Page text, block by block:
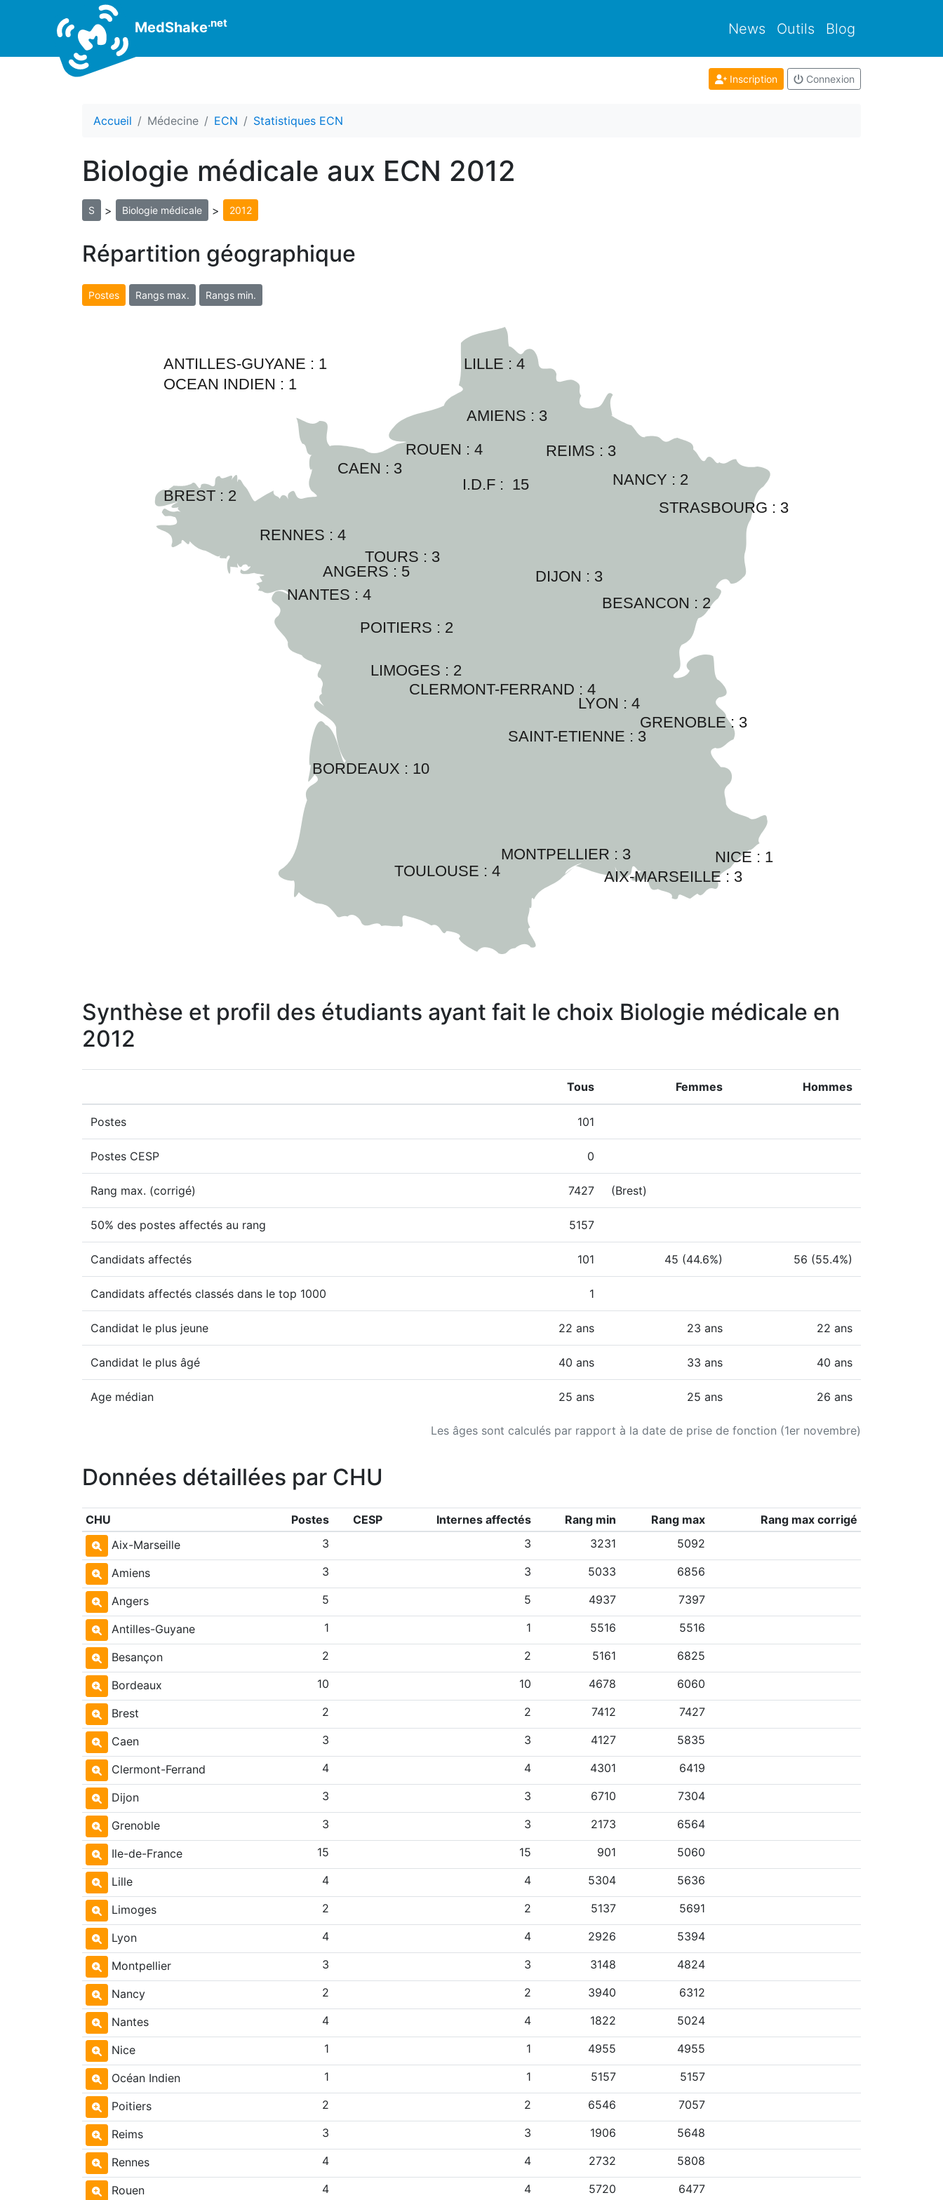
MedShake.net News Outils Blog
Inscription Connexion
Accueil Médecine ECN Statistiques ECN
Biologie médicale aux ECN 2012
S > Biologie médicale > 2012
Répartition géographique
Postes Rangs max. Rangs min.
AMIENS : 3
LILLE : 4
I.D.F : 15
AIX-MARSEILLE : 3
ANGERS : 5
ANTILLES-GUYANE : 1
OCEAN INDIEN : 1
BESANCON : 2
BORDEAUX : 10
BREST : 2
CAEN : 3
CLERMONT-FERRAND : 4
DIJON : 3
GRENOBLE : 3
LIMOGES : 2
LYON : 4
MONTPELLIER : 3
NANCY : 2
NANTES : 4
NICE : 1
POITIERS : 2
REIMS : 3
RENNES : 4
ROUEN : 4
SAINT-ETIENNE : 3
STRASBOURG : 3
TOULOUSE : 4
TOURS : 3
Synthèse et profil des étudiants ayant fait le choix Biologie médicale en
2012
Les âges sont calculés par rapport à la date de prise de fonction (1er novembre)
Tous Femmes Hommes
Postes 101
Postes CESP 0
Rang max. (corrigé) 7427 (Brest)
50% des postes affectés au rang 5157
Candidats affectés 101 45 (44.6%) 56 (55.4%)
Candidats affectés classés dans le top 1000 1
Candidat le plus jeune 22 ans 23 ans 22 ans
Candidat le plus âgé 40 ans 33 ans 40 ans
Age médian 25 ans 25 ans 26 ans
Données détaillées par CHU
CHU Postes CESP Internes affectés Rang min Rang max
Rang max corrigé
Aix-Marseille
3 3 3231 5092
Amiens 3 3 5033 6856
Angers 5 5 4937 7397
Antilles-Guyane 1 1 5516 5516
Besançon 2 2 5161 6825
Bordeaux 10 10 4678 6060
Brest 2 2 7412 7427
Caen 3 3 4127 5835
Clermont-Ferrand 4 4 4301 6419
Dijon 3 3 6710 7304
Grenoble 3 3 2173 6564
Ile-de-France 15 15 901 5060
Lille 4 4 5304 5636
Limoges 2 2 5137 5691
Lyon 4 4 2926 5394
Montpellier 3 3 3148 4824
Nancy 2 2 3940 6312
Nantes 4 4 1822 5024
Nice 1 1 4955 4955
Océan Indien 1 1 5157 5157
Poitiers 2 2 6546 7057
Reims 3 3 1906 5648
Rennes 4 4 2732 5808
Rouen 4 4 5720 6477